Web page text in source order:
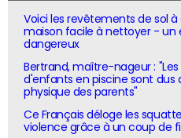
Voici les revêtements de sol à
maison facile à nettoyer - un
dangereux
Bertrand, maître-nageur :
d'enfants en piscine sont dus
physique des parents"
Ce Français déloge les
violence grâce à un coup de